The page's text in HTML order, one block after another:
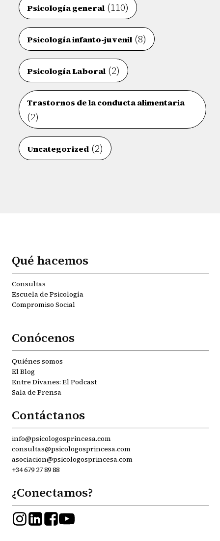
Psicología general (110)
Psicología infanto-juvenil (8)
Psicología Laboral (2)
Trastornos de la conducta alimentaria
(2)
Uncategorized (2)
Qué hacemos
Consultas
Escuela de Psicología
Compromiso Social
Conócenos
Quiénes somos
El Blog
Entre Divanes: El Podcast
Sala de Prensa
Contáctanos
info@psicologosprincesa.com
consultas@psicologosprincesa.com
asociacion@psicologosprincesa.com
+34 679 27 89 88
¿Conectamos?